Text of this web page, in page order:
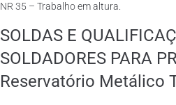
NR 35 – Trabalho em altura.
SOLDAS E
SOLDADORES PARA
Reservatório Metálico